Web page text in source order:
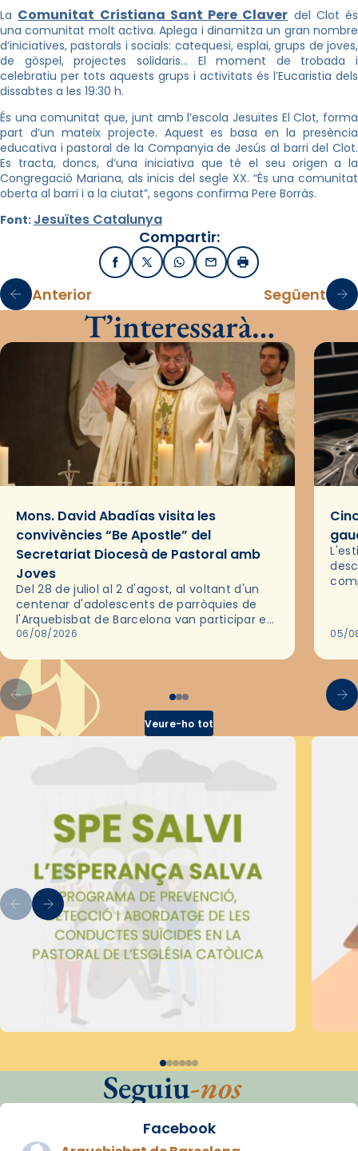
La Comunitat Cristiana Sant Pere Claver del Clot és
una comunitat molt activa. Aplega i dinamitza un gran nombre
d’iniciatives, pastorals i socials: catequesi, esplai, grups de joves,
de gòspel, projectes solidaris… El moment de trobada i
celebratiu per tots aquests grups i activitats és l’Eucaristia dels
dissabtes a les 19:30 h.
És una comunitat que, junt amb l’escola Jesuïtes El Clot, forma
part d’un mateix projecte. Aquest es basa en la presència
educativa i pastoral de la Companyia de Jesús al barri del Clot.
Es tracta, doncs, d’una iniciativa que té el seu origen a la
Congregació Mariana, als inicis del segle XX. “És una comunitat
oberta al barri i a la ciutat”, segons confirma Pere Borràs.
Font: Jesuïtes Catalunya
Compartir:
FacebookX / TwitterWhatsApp
EmailImprimir
Anterior Següent
T’interessarà…
Mons. David Abadías visita les
convivències “Be Apostle” del
Secretariat Diocesà de Pastoral amb
Joves
Del 28 de juliol al 2 d'agost, al voltant d'un
centenar d'adolescents de parròquies de
l'Arquebisbat de Barcelona van participar en
les convivències Be Apostle, organitzades
06/08/2026 05/
Veure-ho tot
Seguiu-nos
Facebook